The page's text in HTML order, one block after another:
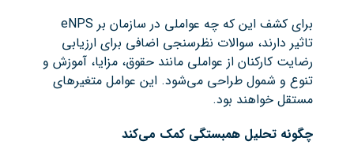
برای کشف این که چه عواملی در سازمان بر eNPS
تاثیر دارند، سوالات نظرسنجی اضافی برای ارزیابی
رضایت کارکنان از عواملی مانند حقوق، مزایا، آموزش و
تنوع و شمول طراحی می‌شود. این عوامل متغیرهای
مستقل خواهند بود.
چگونه تحلیل همبستگی کمک می‌کند